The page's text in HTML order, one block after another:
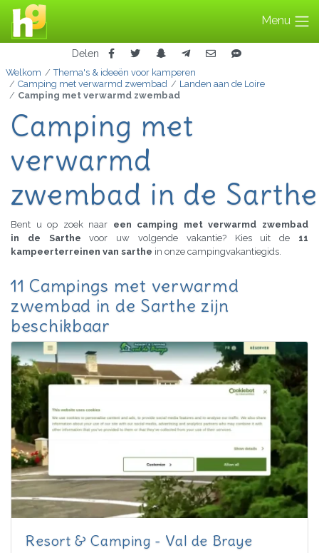
Menu
Delen
Welkom
Thema's & ideeën voor kamperen
Camping met verwarmd zwembad
Landen aan de Loire
Camping met verwarmd zwembad
Camping met
verwarmd
zwembad in de Sarthe
Bent u op zoek naar een camping met verwarmd zwembad
in de Sarthevoor uw volgende vakantie? Kies uit de 11
kampeerterreinen van sarthe in onze campingvakantiegids.
11 Campings met verwarmd
zwembad in de Sarthe zijn
beschikbaar
Resort & Camping - Val de Braye